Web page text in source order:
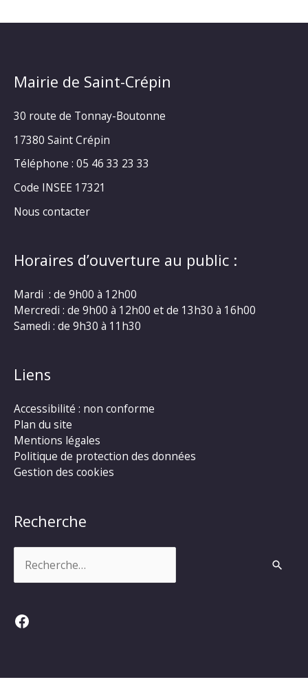
Mairie de Saint-Crépin
30 route de Tonnay-Boutonne
17380 Saint Crépin
Téléphone : 05 46 33 23 33
Code INSEE 17321
Nous contacter
Horaires d’ouverture au public :
Mardi : de 9h00 à 12h00
Mercredi : de 9h00 à 12h00 et de 13h30 à 16h00
Samedi : de 9h30 à 11h30
Liens
Accessibilité : non conforme
Plan du site
Mentions légales
Politique de protection des données
Gestion des cookies
Recherche
Facebook